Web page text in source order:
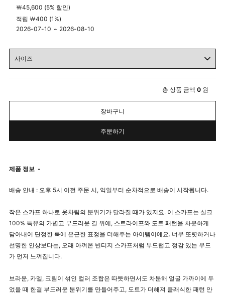
￦45,600 (5% 할인)
적립 ￦400 (1%)
2026-07-10 ~ 2026-08-10
총 상품 금액 0 원
장바구니
주문하기
제품 정보 -
배송 안내 : 오후 5시 이전 주문 시, 익일부터 순차적으로 배송이 시작됩니다.
작은 스카프 하나로 옷차림의 분위기가 달라질 때가 있지요. 이 스카프는 실크
100% 특유의 가볍고 부드러운 결 위에, 스트라이프와 도트 패턴을 차분하게
담아내어 단정한 룩에 은근한 표정을 더해주는 아이템이에요. 너무 또렷하거나
선명한 인상보다는, 오래 아껴온 빈티지 스카프처럼 부드럽고 정감 있는 무드
가 먼저 느껴집니다.
브라운, 카멜, 크림이 섞인 컬러 조합은 따뜻하면서도 차분해 얼굴 가까이에 두
었을 때 한결 부드러운 분위기를 만들어주고, 도트가 더해져 클래식한 패턴 안